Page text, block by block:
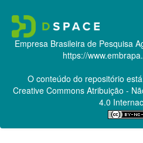
Empresa Brasileira de Pesquisa
https://
O conteúdo do repositório
Creative CommonsAtribuição -
4.0